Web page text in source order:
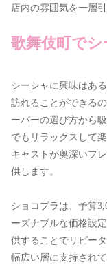
店内の雰囲気を一層
歌舞伎町でシ
シーシャに興味はあ
訪れることができる
ーバーの選び方から
でもリラックスして
キャストが奥深いフ
供します。
ショコプラは、予算
ーズナブルな価格設
供することでリピー
幅広い層に支持され